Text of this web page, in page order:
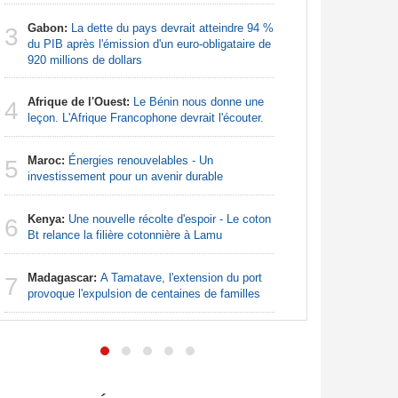
3 Gabon: La dette du pays devrait atteindre 94 %
du PIB après l'émission d'un euro-obligataire de
920 millions de dollars
4 Afrique de l'Ouest: Le Bénin nous donne une
leçon. L'Afrique Francophone devrait l'écouter.
5 Maroc: Énergies renouvelables - Un
investissement pour un avenir durable
6 Kenya: Une nouvelle récolte d'espoir - Le coton
Bt relance la filière cotonnière à Lamu
7 Madagascar: A Tamatave, l'extension du port
provoque l'expulsion de centaines de familles